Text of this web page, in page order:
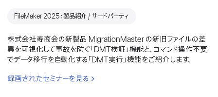
FileMaker 2025：製品紹介 / サードパーティ
株式会社寿商会の新製品 MigrationMaster の新旧ファイルの差
異を可視化して事故を防ぐ「DMT検証」機能と、コマンド操作不要
でデータ移行を自動化する「DMT実行」機能をご紹介します。
録画されたセミナーを見る